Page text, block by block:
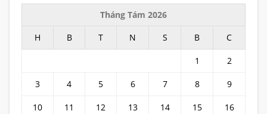
Tháng Tám 2026
H
B T N S B C
1 2
3 4 5 6 7 8 9
10 11 12 13 14 15 16